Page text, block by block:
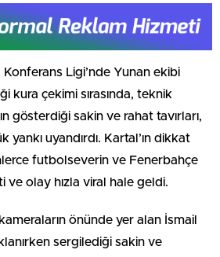
Konferans Ligi’nde Yunan ekibi
kura çekimi sırasında, teknik
gösterdiği sakin ve rahat tavırları,
uyandırdı. Kartal’ın dikkat
futbolseverin ve Fenerbahçe
ve olay hızla viral hale geldi.
önünde yer alan İsmail
sergilediği sakin ve